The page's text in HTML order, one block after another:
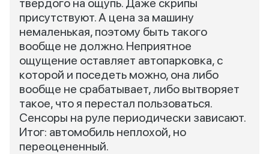
твердого на ощупь. Даже скрипы
присутствуют. А цена за машину
немаленькая, поэтому быть такого
вообще не должно. Неприятное
ощущение оставляет автопарковка, с
которой и поседеть можно, она либо
вообще не срабатывает, либо вытворяет
такое, что я перестал пользоваться.
Сенсоры на руле периодически зависают.
Итог: автомобиль неплохой, но
переоцененный.